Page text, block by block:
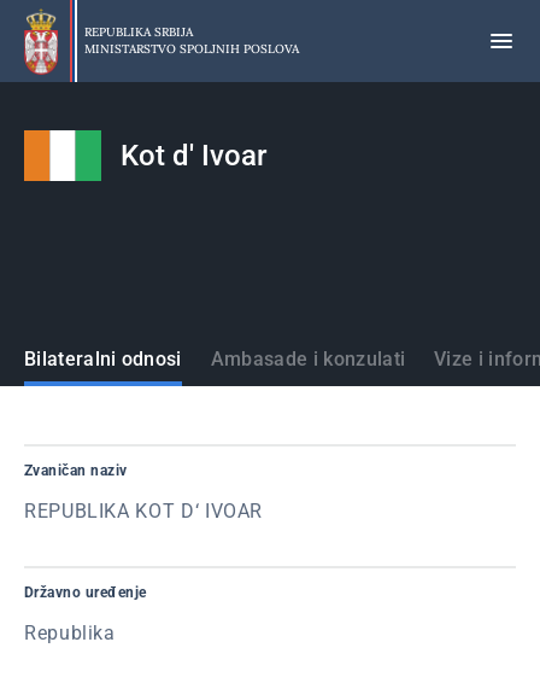
Preskoči
glavni
deo
REPUBLIKA SRBIJA
MINISTARSTVO SPOLJNIH POSLOVA
Kot d' Ivoar
Države
Bilateralni odnosi Ambasade i konzulati Vize i
Zvaničan naziv
REPUBLIKA KOT D‘ IVOAR
Državno uređenje
Republika